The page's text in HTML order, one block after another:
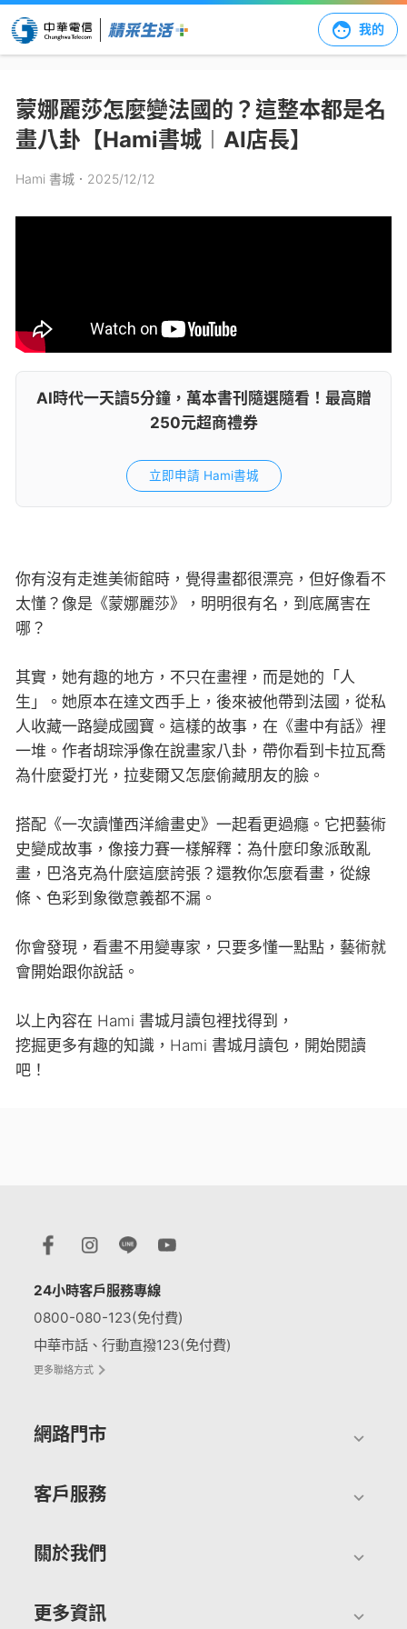
我的
蒙娜麗莎怎麼變法國的？這整本都是名
畫八卦【Hami書城︱AI店長】
Hami 書城 ．2025/12/12
AI時代一天讀5分鐘，萬本書刊隨選隨看！最高贈
250元超商禮券
立即申請 Hami書城
你有沒有走進美術館時，覺得畫都很漂亮，但好像看不
太懂？像是《蒙娜麗莎》，明明很有名，到底厲害在
哪？
其實，她有趣的地方，不只在畫裡，而是她的「人
生」。她原本在達文西手上，後來被他帶到法國，從私
人收藏一路變成國寶。這樣的故事，在《畫中有話》裡
一堆。作者胡琮淨像在說畫家八卦，帶你看到卡拉瓦喬
為什麼愛打光，拉斐爾又怎麼偷藏朋友的臉。
搭配《一次讀懂西洋繪畫史》一起看更過癮。它把藝術
史變成故事，像接力賽一樣解釋：為什麼印象派敢亂
畫，巴洛克為什麼這麼誇張？還教你怎麼看畫，從線
條、色彩到象徵意義都不漏。
你會發現，看畫不用變專家，只要多懂一點點，藝術就
會開始跟你說話。
以上內容在 Hami 書城月讀包裡找得到，
挖掘更多有趣的知識，Hami 書城月讀包，開始閱讀
吧！
24小時客戶服務專線
0800-080-123(免付費)
中華市話、行動直撥123(免付費)
更多聯絡方式
網路門市
客戶服務
關於我們
更多資訊